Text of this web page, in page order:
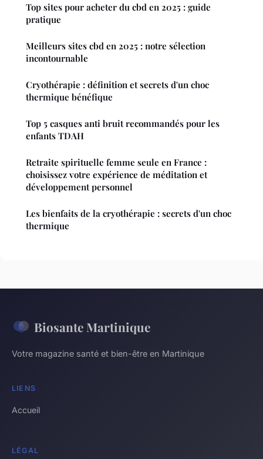
Top sites pour acheter du cbd en 2025 : guide
pratique
Meilleurs sites cbd en 2025 : notre sélection
incontournable
Cryothérapie : définition et secrets d'un choc
thermique bénéfique
Top 5 casques anti bruit recommandés pour les
enfants TDAH
Retraite spirituelle femme seule en France :
choisissez votre expérience de méditation et
développement personnel
Les bienfaits de la cryothérapie : secrets d'un choc
thermique
Biosante Martinique
Votre magazine santé et bien-être en Martinique
LIENS
Accueil
LÉGAL